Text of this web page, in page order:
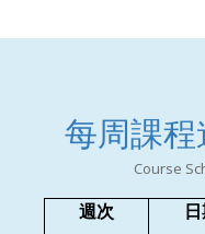
每周課
Course
週次